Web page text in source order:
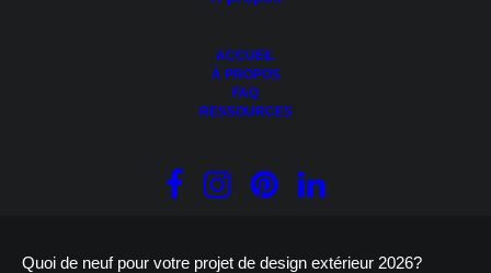
ACCUEIL
À PROPOS
FAQ
RESSOURCES
Articles récents
Quoi de neuf pour votre projet de design extérieur 2026?